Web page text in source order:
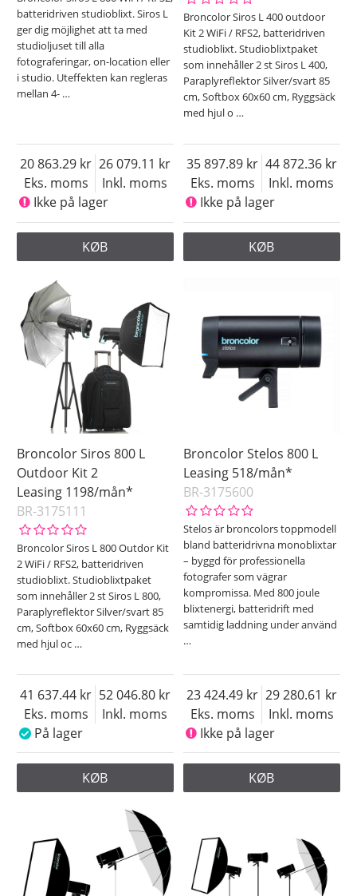
batteridriven studioblixt. Siros L
ger dig möjlighet att ta med
studioljuset till alla
fotograferingar, on-location eller
i studio. Uteffekten kan regleras
mellan 4- …
Eks. moms
20 863.29
Inkl. moms
26 079.11
Ikke på lager
KØB
Broncolor Siros L 400 outdoor
Kit 2 WiFi / RFS2, batteridriven
studioblixt. Studioblixtpaket
som innehåller 2 st Siros L 400,
Paraplyreflektor Silver/svart 85
cm, Softbox 60x60 cm, Ryggsäck
med hjul o …
Eks. moms
35 897.89
Inkl. moms
44 872.36
Ikke på lager
KØB
Broncolor Siros 800 L
Outdoor Kit 2
Leasing 1198/mån*
BR-3175111
Broncolor Siros L 800 Outdor Kit
2 WiFi / RFS2, batteridriven
studioblixt. Studioblixtpaket
som innehåller 2 st Siros L 800,
Paraplyreflektor Silver/svart 85
cm, Softbox 60x60 cm, Ryggsäck
med hjul oc …
Eks. moms
41 637.44
Inkl. moms
52 046.80
På lager
KØB
Broncolor Stelos 800 L
Leasing 518/mån*
BR-3175600
Stelos är broncolors toppmodell
bland batteridrivna monoblixtar
– byggd för professionella
fotografer som vägrar
kompromissa. Med 800 joule
blixtenergi, batteridrift med
samtidig laddning under använd
…
Eks. moms
23 424.49
Inkl. moms
29 280.61
Ikke på lager
KØB